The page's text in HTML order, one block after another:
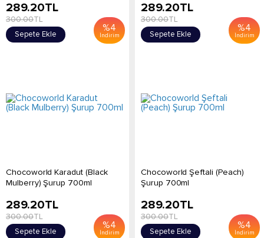
%4
İndirim
289.20TL
300.00TL
Sepete Ekle
%4
İndirim
289.20TL
300.00TL
Sepete Ekle
Chocoworld Karadut (Black
Mulberry) Şurup 700ml
%4
İndirim
289.20TL
300.00TL
Sepete Ekle
Chocoworld Şeftali (Peach)
Şurup 700ml
%4
İndirim
289.20TL
300.00TL
Sepete Ekle